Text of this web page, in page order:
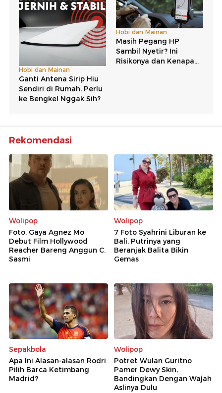
Rekomendasi
Wolipop
Foto: Gaya Agnez Mo
Debut Film Hollywood
Reacher Bareng Anggun C.
Sasmi
Wolipop
7 Foto Syahrini Liburan ke
Bali, Putrinya yang
Beranjak Balita Bikin
Gemas
Sepakbola
Apa Ini Alasan-alasan Rodri
Pilih Barca Ketimbang
Madrid?
Wolipop
Potret Wulan Guritno
Pamer Dewy Skin,
Bandingkan Dengan Wajah
Aslinya Dulu